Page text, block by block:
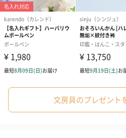
文房具のプレゼント